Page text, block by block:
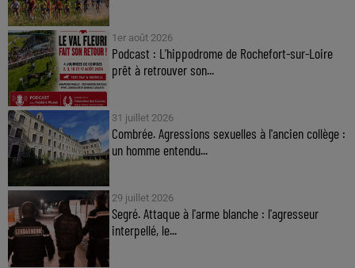
1er août 2026
Podcast : L’hippodrome de Rochefort-sur-Loire
prêt à retrouver son...
31 juillet 2026
Combrée. Agressions sexuelles à l'ancien collège :
un homme entendu...
29 juillet 2026
Segré. Attaque à l'arme blanche : l'agresseur
interpellé, le...